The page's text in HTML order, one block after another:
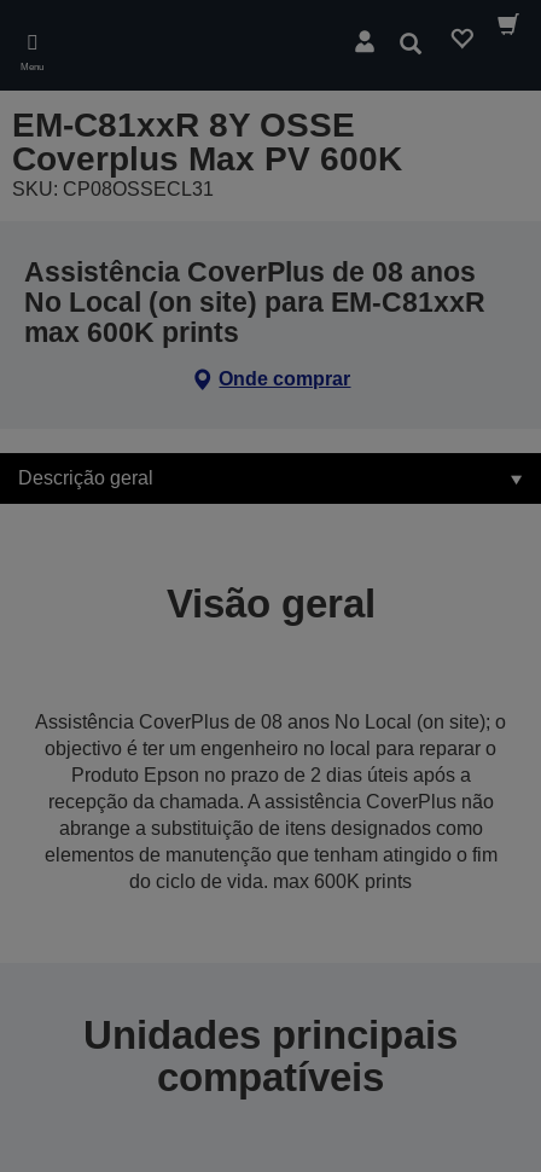
main
content
Menu
Pesquisar
EM-C81xxR 8Y OSSE
Coverplus Max PV 600K
SKU: CP08OSSECL31
Assistência CoverPlus de 08 anos
No Local (on site) para EM-C81xxR
max 600K prints
Onde comprar
Descrição geral
Visão geral
Assistência CoverPlus de 08 anos No Local (on site); o
objectivo é ter um engenheiro no local para reparar o
Produto Epson no prazo de 2 dias úteis após a
recepção da chamada. A assistência CoverPlus não
abrange a substituição de itens designados como
elementos de manutenção que tenham atingido o fim
do ciclo de vida. max 600K prints
Unidades principais
compatíveis